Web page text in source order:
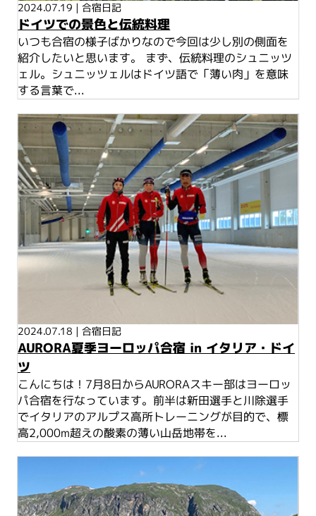
2024.07.19 | 合宿日記
ドイツでの景色と伝統料理
いつも合宿の様子ばかりなので今回は少し別の側面を
紹介したいと思います。 まず、伝統料理のシュニッツ
ェル。シュニッツェルはドイツ語で「薄い肉」を意味
する言葉で...
2024.07.18 | 合宿日記
AURORA夏季ヨーロッパ合宿 in イタリア・ドイ
ツ
こんにちは！7月8日からAURORAスキー部はヨーロッ
パ合宿を行なっています。前半は新田選手と川除選手
でイタリアのアルプス高所トレーニングが目的で、標
高2,000m超えの酸素の薄い山岳地帯を...